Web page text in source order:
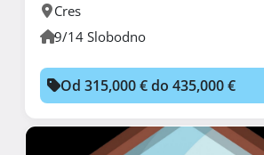
Cres
9/14 Slobodno
Od 315,000 € do 435,000 €